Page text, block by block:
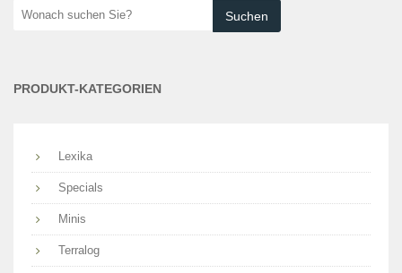
Wonach
PRODUKT-KATEGORIEN
Lexika
Specials
Minis
Terralog